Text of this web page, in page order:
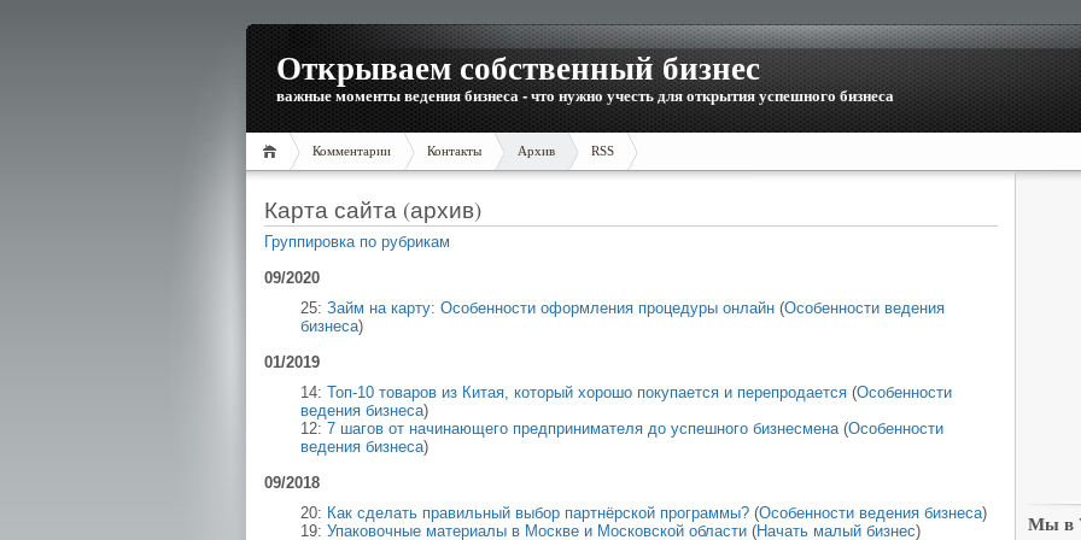
Открываем собственный бизнес
важные моменты ведения бизнеса - что нужно учесть для открытия успешного бизнеса
Комментарии Контакты Архив RSS
Карта сайта (архив)
Группировка по рубрикам
09/2020
25: Займ на карту: Особенности оформления процедуры онлайн (Особенности ведения
бизнеса)
01/2019
14: Топ-10 товаров из Китая, который хорошо покупается и перепродается (Особенности
ведения бизнеса)
12: 7 шагов от начинающего предпринимателя до успешного бизнесмена (Особенности
ведения бизнеса)
09/2018
20: Как сделать правильный выбор партнёрской программы? (Особенности ведения бизнеса)
19: Упаковочные материалы в Москве и Московской области (Начать малый бизнес) Мы в